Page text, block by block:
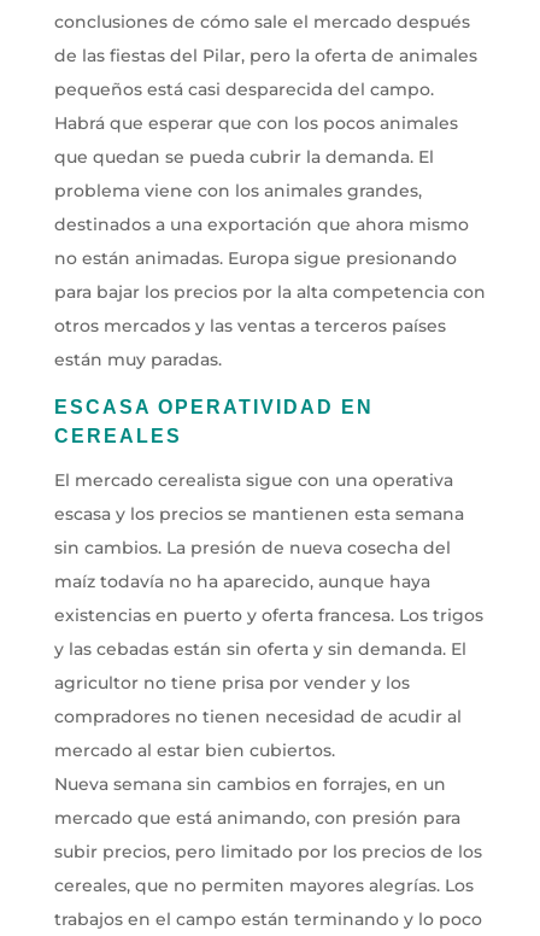
conclusiones de cómo sale el mercado después
de las fiestas del Pilar, pero la oferta de animales
pequeños está casi desparecida del campo.
Habrá que esperar que con los pocos animales
que quedan se pueda cubrir la demanda. El
problema viene con los animales grandes,
destinados a una exportación que ahora mismo
no están animadas. Europa sigue presionando
para bajar los precios por la alta competencia con
otros mercados y las ventas a terceros países
están muy paradas.
ESCASA OPERATIVIDAD EN
CEREALES
El mercado cerealista sigue con una operativa
escasa y los precios se mantienen esta semana
sin cambios. La presión de nueva cosecha del
maíz todavía no ha aparecido, aunque haya
existencias en puerto y oferta francesa. Los trigos
y las cebadas están sin oferta y sin demanda. El
agricultor no tiene prisa por vender y los
compradores no tienen necesidad de acudir al
mercado al estar bien cubiertos.
Nueva semana sin cambios en forrajes, en un
mercado que está animando, con presión para
subir precios, pero limitado por los precios de los
cereales, que no permiten mayores alegrías. Los
trabajos en el campo están terminando y lo poco